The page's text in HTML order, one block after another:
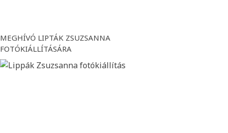
MEGHÍVÓ LIPTÁK ZSUZSANNA
FOTÓKIÁLLÍTÁSÁRA